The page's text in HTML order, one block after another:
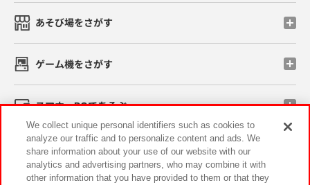
あそび場をさがす
ゲーム機をさがす
スマホ・PCであそぶ
イベント・キャンペーン
We collect unique personal identifiers such as cookies to
analyze our traffic and to personalize content and ads. We
share information about your use of our website with our
analytics and advertising partners, who may combine it with
other information that you have provided to them or that they